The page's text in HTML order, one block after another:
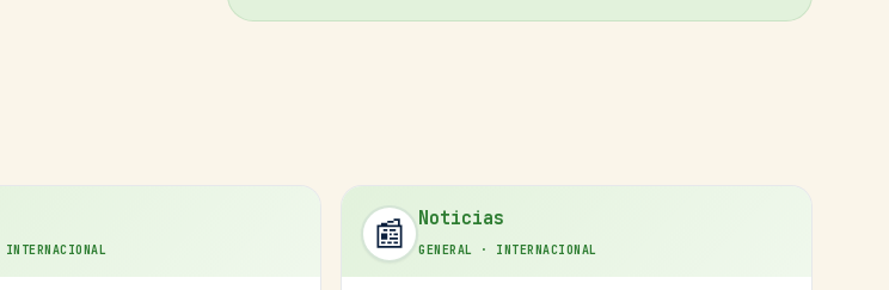
INTERNACIONAL 📰 Noticias
GENERAL · INTERNACIONAL